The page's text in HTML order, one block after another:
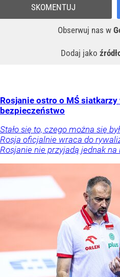
Obserwuj nas w
Dodaj jako
SKOMENTUJ
Rosjanie ostro o MŚ
bezpieczeństwo
Stało się to, czego można się
Rosja oficjalnie wraca do
Rosjanie nie przyjadą jednak na